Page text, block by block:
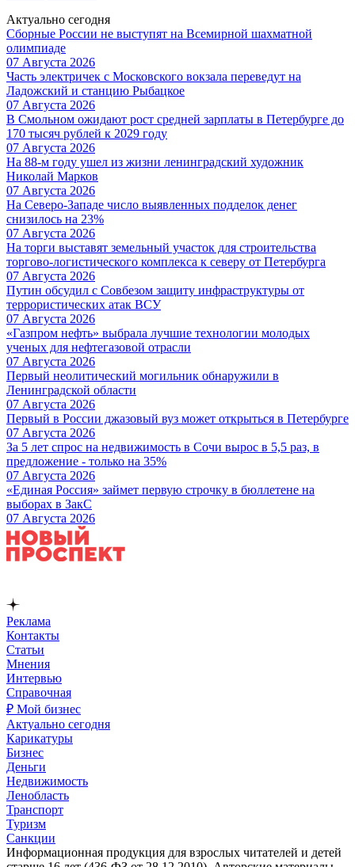
Актуально сегодня
Сборные России не выступят на Всемирной шахматной
олимпиаде
07 Августа 2026
Часть электричек с Московского вокзала переведут на
Ладожский и станцию Рыбацкое
07 Августа 2026
В Смольном ожидают рост средней зарплаты в Петербурге до
170 тысяч рублей к 2029 году
07 Августа 2026
На 88-м году ушел из жизни ленинградский художник
Николай Марков
07 Августа 2026
На Северо-Западе число выявленных подделок денег
снизилось на 23%
07 Августа 2026
На торги выставят земельный участок для строительства
торгово-логистического комплекса к северу от Петербурга
07 Августа 2026
Путин обсудил с Совбезом защиту инфраструктуры от
террористических атак ВСУ
07 Августа 2026
«Газпром нефть» выбрала лучшие технологии молодых
ученых для нефтегазовой отрасли
07 Августа 2026
Первый неолитический могильник обнаружили в
Ленинградской области
07 Августа 2026
Первый в России джазовый вуз может открыться в Петербурге
07 Августа 2026
За 5 лет спрос на недвижимость в Сочи вырос в 5,5 раз, в
предложение - только на 35%
07 Августа 2026
«Единая Россия» займет первую строчку в бюллетене на
выборах в ЗакС
07 Августа 2026
Реклама
Контакты
Статьи
Мнения
Интервью
Справочная
₽ Мой бизнес
Актуально сегодня
Карикатуры
Бизнес
Деньги
Недвижимость
Ленобласть
Транспорт
Туризм
Санкции
Информационная продукция для взрослых читателей и детей